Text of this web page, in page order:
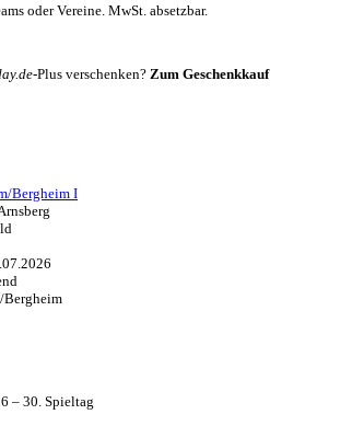
oder Vereine. MwSt. absetzbar.
-Plus verschenken? Zum Geschenkkauf
Bergheim I
Bergheim
– 30. Spieltag